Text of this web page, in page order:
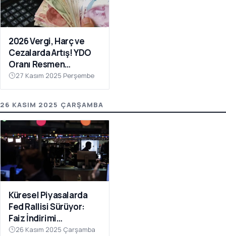
2026 Vergi, Harç ve
Cezalarda Artış! YDO
Oranı Resmen
Açıklandı
27 Kasım 2025 Perşembe
26 KASIM 2025 ÇARŞAMBA
Küresel Piyasalarda
Fed Rallisi Sürüyor:
Faiz İndirimi
Beklentileri Artıyor
26 Kasım 2025 Çarşamba